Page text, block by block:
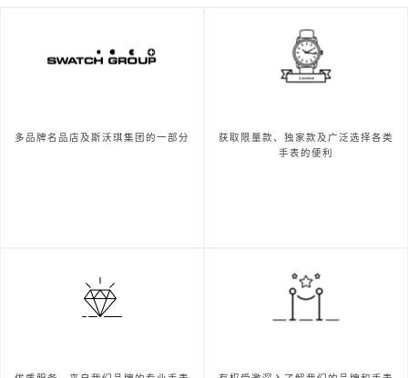
多品牌名品店及斯沃琪集团的一部分
获取限量款、独家款及广泛选择各类
手表的便利